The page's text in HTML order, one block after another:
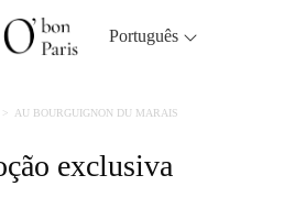
Português
AU BOURGUIGNON DU MARAIS
exclusiva